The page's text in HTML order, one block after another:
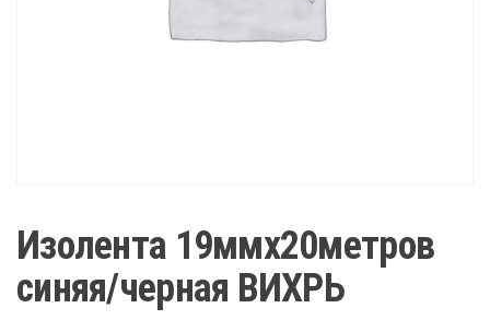
Изолента 19ммх20метров
синяя/черная ВИХРЬ